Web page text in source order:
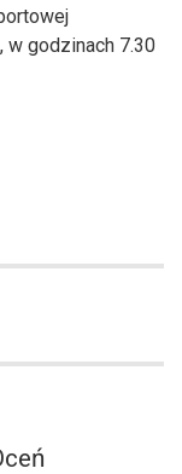
w godzinach 7.30